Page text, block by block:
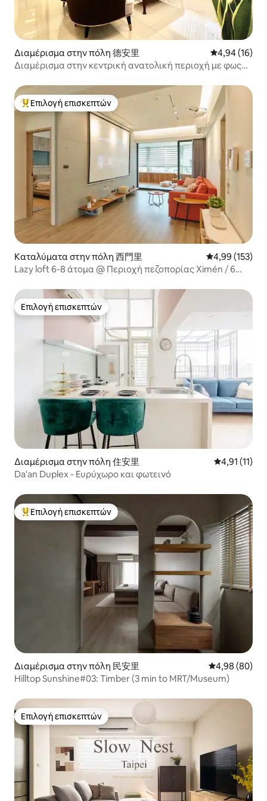
Διαμέρισμα στην πόλη 德安里 Μέση
4,94 (16)
Διαμέρισμα στην κεντρική ανατολική περιοχή με φως
Κορυφαία επιλογή επισκεπτών
Επιλογή επισκεπτών
Καταλύματα στην πόλη 西門里 Μέση
4,99 (153)
Lazy loft 6-8 άτομα @ Περιοχή πεζοπορίας Ximén / 6
προβολέα και ευρύχωρο μπαλκόνι
Επιλογή επισκεπτών
Επιλογή επισκεπτών
Διαμέρισμα στην πόλη 住安里 Μέση
4,91 (11)
Da'an Duplex - Ευρύχωρο και φωτεινό
Κορυφαία επιλογή επισκεπτών
Επιλογή επισκεπτών
Διαμέρισμα στην πόλη 民安里 Μέση
4,98 (80)
Hilltop Sunshine#03: Timber (3 min to MRT/Museum)
Επιλογή επισκεπτών
Επιλογή επισκεπτών